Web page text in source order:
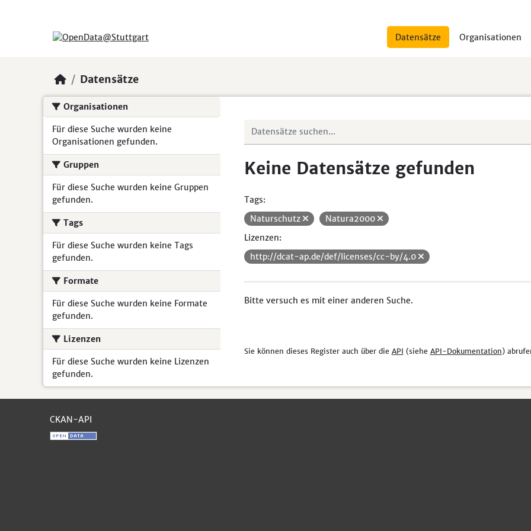
Datensätze Organisationen
Datensätze
Organisationen
Für diese Suche wurden keine
Organisationen gefunden.
Gruppen
Für diese Suche wurden keine Gruppen
gefunden.
Tags
Für diese Suche wurden keine Tags
gefunden.
Formate
Für diese Suche wurden keine Formate
gefunden.
Lizenzen
Für diese Suche wurden keine Lizenzen
gefunden.
Keine Datensätze gefunden
Tags:
Naturschutz
Natura2000
Lizenzen:
http://dcat-ap.de/def/licenses/cc-by/4.0
Bitte versuch es mit einer anderen Suche.
Sie können dieses Register auch über die API (siehe API-Dokumentation)
CKAN-API